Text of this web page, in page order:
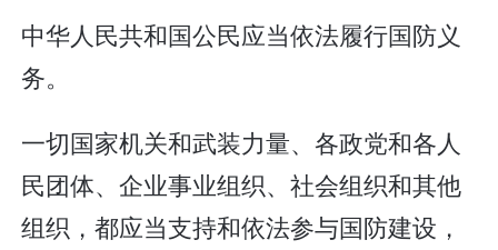
中华人民共和国公民应当依法履行国防义
务。
一切国家机关和武装力量、各政党和各人
民团体、企业事业组织、社会组织和其他
组织，都应当支持和依法参与国防建设，